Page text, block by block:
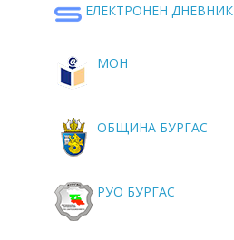
ЕЛЕКТРОНЕН ДНЕВНИК
МОН
ОБЩИНА БУРГАС
РУО БУРГАС